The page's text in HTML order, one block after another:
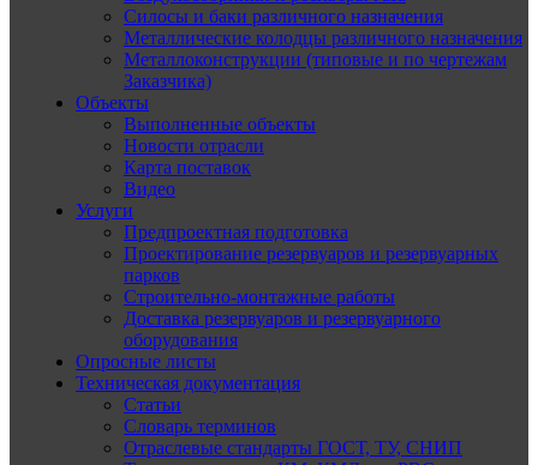
Силосы и баки различного назначения
Металлические колодцы различного назначения
Металлоконструкции (типовые и по чертежам
Заказчика)
Объекты
Выполненные объекты
Новости отрасли
Карта поставок
Видео
Услуги
Предпроектная подготовка
Проектирование резервуаров и резервуарных
парков
Строительно-монтажные работы
Доставка резервуаров и резервуарного
оборудования
Опросные листы
Техническая документация
Статьи
Словарь терминов
Отраслевые стандарты ГОСТ, ТУ, СНИП